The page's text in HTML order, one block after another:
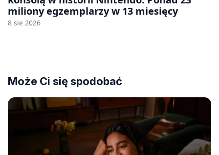
miliony egzemplarzy w 13 miesięcy
8 sie 2026
Może Ci się spodobać